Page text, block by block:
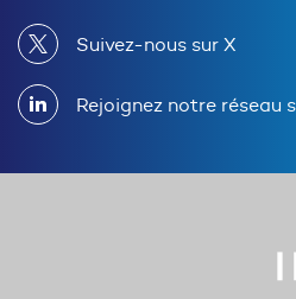
Suivez-nous sur X
Rejoignez notre réseau